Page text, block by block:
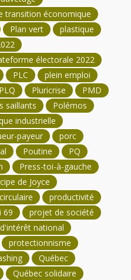
transition économique
Plan vert
plastique
électorale 2022
PLC
plein emploi
PLQ Pluricrise
PMD
saillants
Polémos
industrielle
payeur
porc
Poutine
PQ
Press-toi-à-gauche
de Joyce
productivité
69
projet de société
national
protectionnisme
Québec
Québec solidaire